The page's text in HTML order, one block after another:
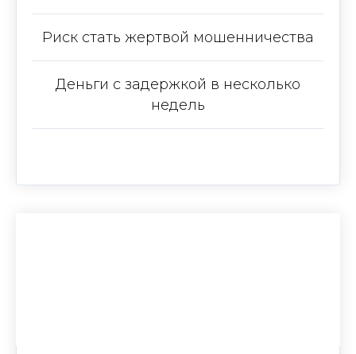
Риск стать жертвой мошенничества
Деньги с задержкой в несколько
недель